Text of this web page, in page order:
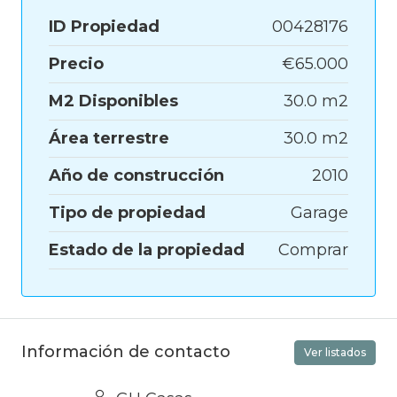
ID Propiedad
00428176
Precio
€65.000
M2 Disponibles
30.0 m2
Área terrestre
30.0 m2
Año de construcción
2010
Tipo de propiedad
Garage
Estado de la propiedad
Comprar
Información de contacto Ver listados